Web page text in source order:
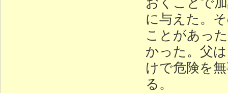
に与えた。
ことがあっ
かった。父
けで危険を
る。